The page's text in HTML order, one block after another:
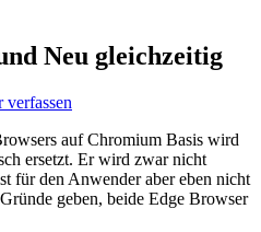
Neu gleichzeitig
verfassen
auf Chromium Basis wird
ersetzt. Er wird zwar nicht
für den Anwender aber eben nicht
geben, beide Edge Browser